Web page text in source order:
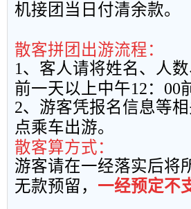
机接团当日付清余款。
散客拼团出游流程：
1、客人请将姓名、人
前一天以上中午12： 00
2、游客凭报名信息等
点乘车出游。
散客算方式：
游客请在一经落实后将
无款预留， 一经预定不